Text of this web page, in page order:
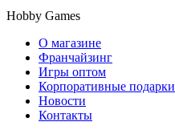
Hobby Games
О магазине
Франчайзинг
Игры оптом
Корпоративные подарки
Новости
Контакты